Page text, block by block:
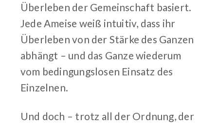
Überleben der Gemeinschaft basiert.
Jede Ameise weiß intuitiv, dass ihr
Überleben von der Stärke des Ganzen
abhängt – und das Ganze wiederum
vom bedingungslosen Einsatz des
Einzelnen.
Und doch – trotz all der Ordnung, der